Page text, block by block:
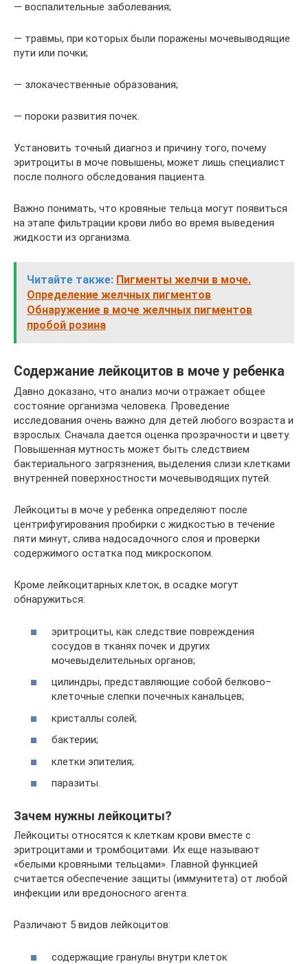
— воспалительные заболевания;
— травмы, при которых были поражены мочевыводящие
пути или почки;
— злокачественные образования;
— пороки развития почек.
Установить точный диагноз и причину того, почему
эритроциты в моче повышены, может лишь специалист
после полного обследования пациента.
Важно понимать, что кровяные тельца могут появиться
на этапе фильтрации крови либо во время выведения
жидкости из организма.
Читайте также: Пигменты желчи в моче.
Определение желчных пигментов
Обнаружение в моче желчных пигментов
пробой розина
Содержание лейкоцитов в моче у ребенка
Давно доказано, что анализ мочи отражает общее
состояние организма человека. Проведение
исследования очень важно для детей любого возраста и
взрослых. Сначала дается оценка прозрачности и цвету.
Повышенная мутность может быть следствием
бактериального загрязнения, выделения слизи клетками
внутренней поверхностности мочевыводящих путей.
Лейкоциты в моче у ребенка определяют после
центрифугирования пробирки с жидкостью в течение
пяти минут, слива надосадочного слоя и проверки
содержимого остатка под микроскопом.
Кроме лейкоцитарных клеток, в осадке могут
обнаружиться:
эритроциты, как следствие повреждения
сосудов в тканях почек и других
мочевыделительных органов;
цилиндры, представляющие собой белково–
клеточные слепки почечных канальцев;
кристаллы солей;
бактерии;
клетки эпителия;
паразиты.
Зачем нужны лейкоциты?
Лейкоциты относятся к клеткам крови вместе с
эритроцитами и тромбоцитами. Их еще называют
«белыми кровяными тельцами». Главной функцией
считается обеспечение защиты (иммунитета) от любой
инфекции или вредоносного агента.
Различают 5 видов лейкоцитов:
содержащие гранулы внутри клеток